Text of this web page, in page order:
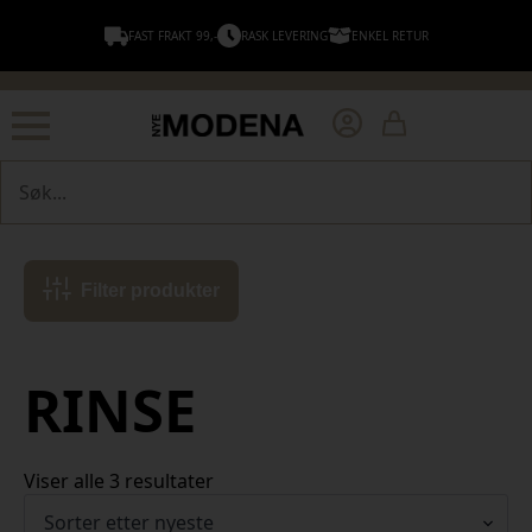
FAST FRAKT 99,- RASK LEVERING ENKEL RETUR
RINSE
Viser alle 3 resultater